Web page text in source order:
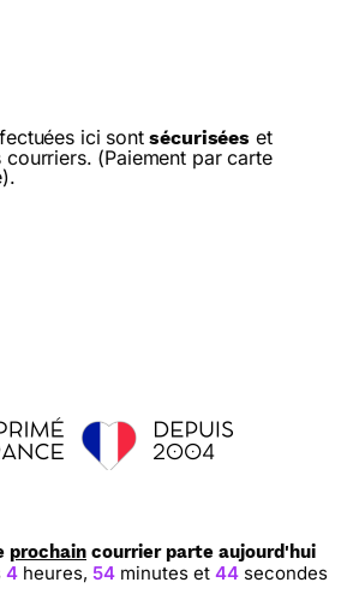
ici sontsécurisées et
(Paiement par carte
prochain courrier parte aujourd'hui
4heures, 54minutes et 43secondes